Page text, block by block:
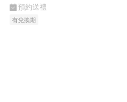
預約送禮
有兌換期